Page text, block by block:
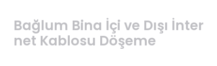
Bağlum Bina İçi ve Dışı İnter
net Kablosu Döşeme